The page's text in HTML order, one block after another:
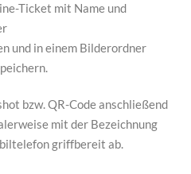
Ticket mit Name und
und in einem Bilderordner
bzw. QR-Code anschließend
mit der Bezeichnung
griffbereit ab.